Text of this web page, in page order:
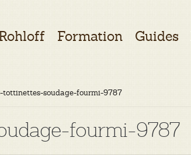
Formation Guides
tottinettes-soudage-fourmi-9787
fourmi-9787